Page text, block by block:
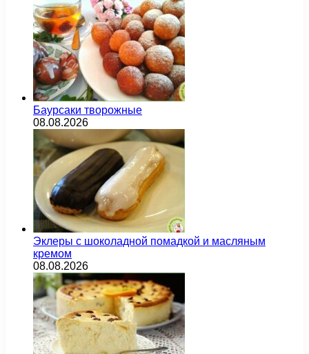
Баурсаки творожные
08.08.2026
Эклеры с шоколадной помадкой и масляным
кремом
08.08.2026